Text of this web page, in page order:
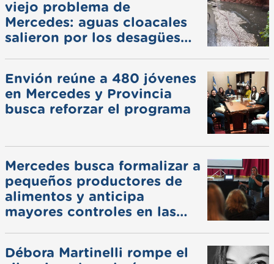
viejo problema de
Mercedes: aguas cloacales
salieron por los desagües
Envión reúne a 480 jóvenes
en Mercedes y Provincia
busca reforzar el programa
Mercedes busca formalizar a
pequeños productores de
alimentos y anticipa
mayores controles en las
Débora Martinelli rompe el